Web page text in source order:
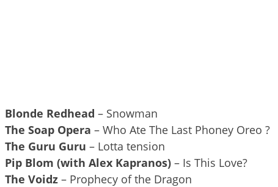
Blonde Redhead – Snowman
The Soap Opera – Who Ate The Last Phoney Oreo ?
The Guru Guru – Lotta tension
Pip Blom (with Alex Kapranos) – Is This Love?
The Voidz – Prophecy of the Dragon